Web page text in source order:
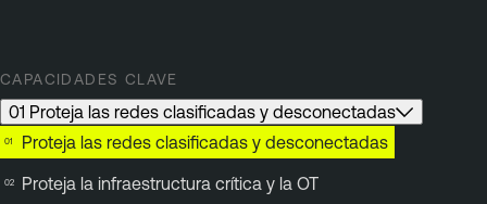
CAPACIDADES CLAVE
01 Proteja las redes clasificadas y desconectadas
Proteja las redes clasificadas y desconectadas
Proteja la infraestructura crítica y la OT